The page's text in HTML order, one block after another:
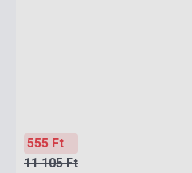
555 Ft
11 105 Ft